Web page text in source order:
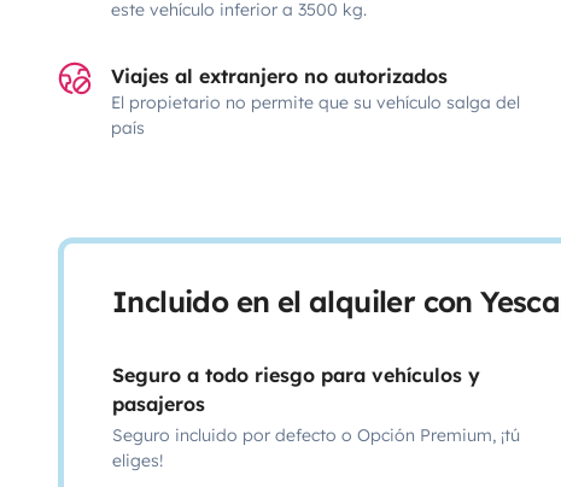
este vehículo inferior a 3500 kg.
Viajes al extranjero no autorizados
El propietario no permite que su vehículo salga del
país
Incluido en el alquiler con
Seguro a todo riesgo para vehículos y
pasajeros
Seguro incluido por defecto o Opción Premium, ¡tú
eliges!